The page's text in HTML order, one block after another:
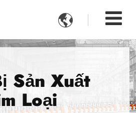

Sản Xuất
Loại